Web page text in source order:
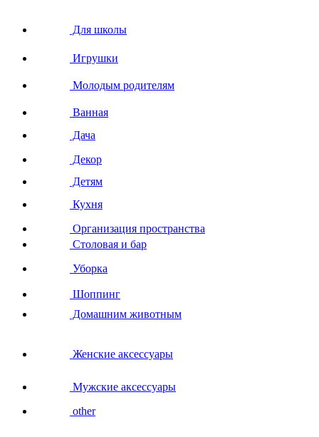
Для школы
Игрушки
Молодым родителям
Ванная
Дача
Декор
Детям
Кухня
Организация пространства
Столовая и бар
Уборка
Шоппинг
Домашним животным
Женские аксессуары
Мужские аксессуары
other